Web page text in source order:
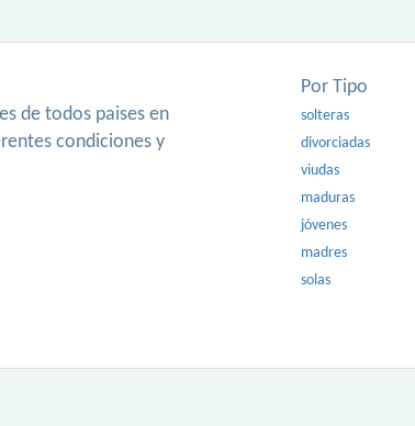
de todos paises en
condiciones y
Por Tipo
solteras
divorciadas
viudas
maduras
jóvenes
madres
solas